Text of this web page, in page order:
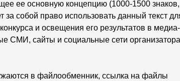
ее основную концепцию (1000-1500 знаков,
собой право использовать данный текст
и освещения его результатов в медиа-
СМИ, сайты и социальные сети организатора
в файлообменник, ссылка на файлы